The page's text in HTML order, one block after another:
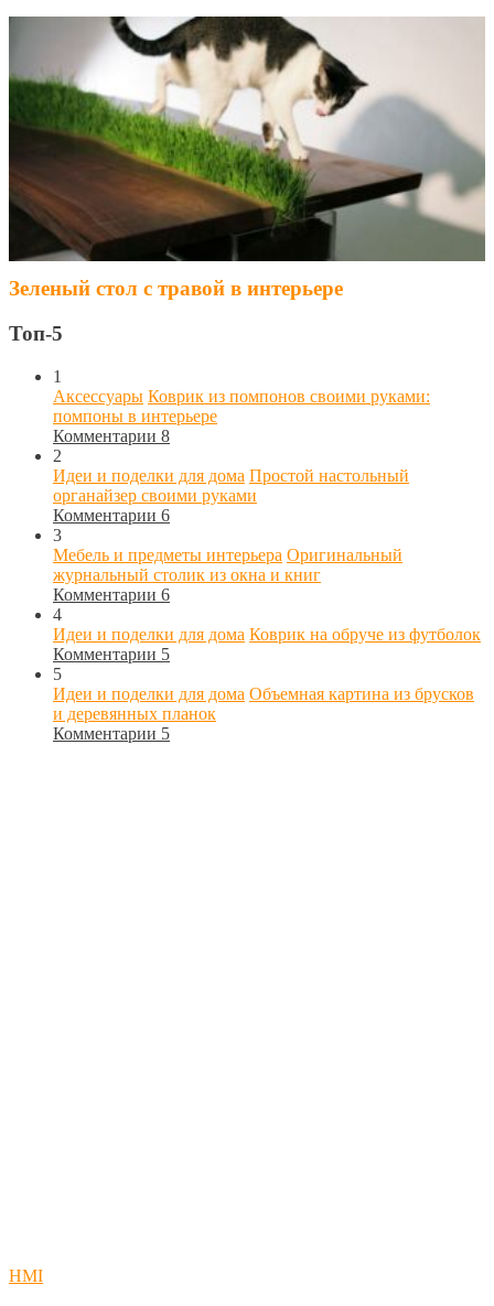
Зеленый стол с травой в интерьере
Топ-5
1
Аксессуары Коврик из помпонов своими руками:
помпоны в интерьере
Комментарии 8
2
Идеи и поделки для дома Простой настольный
органайзер своими руками
Комментарии 6
3
Мебель и предметы интерьера Оригинальный
журнальный столик из окна и книг
Комментарии 6
4
Идеи и поделки для дома Коврик на обруче из футболок
Комментарии 5
5
Идеи и поделки для дома Объемная картина из брусков
и деревянных планок
Комментарии 5
HMI